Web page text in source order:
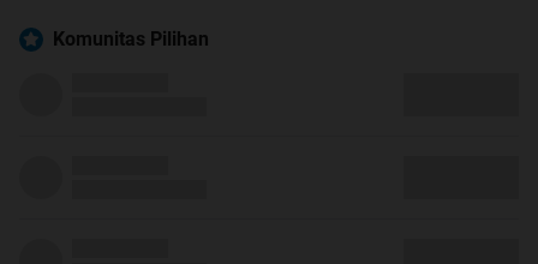
Komunitas Pilihan